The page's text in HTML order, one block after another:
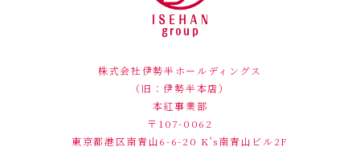
株式会社伊勢半ホールディングス
（旧：伊勢半本店）
本紅事業部
〒107-0062
東京都港区南青山6-6-20 K's南青山ビル2F